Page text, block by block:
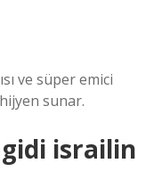
ve süper emici
sunar.
israilin